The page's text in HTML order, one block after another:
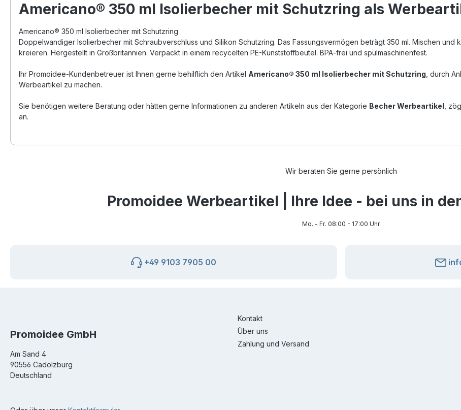
Americano® 350 ml Isolierbecher mit Schutzring als
Americano® 350 ml Isolierbecher mit Schutzring
Doppelwandiger Isolierbecher mit Schraubverschluss und Silikon Schutzring. Das Fassungsvermögen beträgt 350 ml. Mischen
kreieren. Hergestellt in Großbritannien. Verpackt in einem recycelten PE-Kunststoffbeutel. BPA-frei und spülmaschinenfest.
Ihr Promoidee-Kundenbetreuer ist Ihnen gerne behilflich den Artikel Americano® 350 ml Isolierbecher mit Schutzring , durch
Werbeartikel zu machen.
Sie benötigen weitere Beratung oder hätten gerne Informationen zu anderen Artikeln aus der Kategorie Becher Werbeartikel ,
an.
Wir beraten Sie gerne persönlich
Promoidee Werbeartikel | Ihre Idee - bei uns in
Mo. - Fr. 08:00 - 17:00 Uhr
+49 9103 7905 00
Promoidee GmbH
Am Sand 4
90556 Cadolzburg
Deutschland
Kontakt
Über uns
Zahlung und Versand